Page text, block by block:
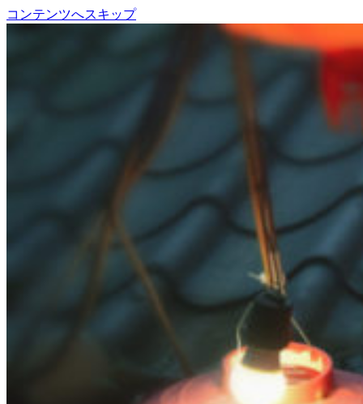
コンテンツへスキップ